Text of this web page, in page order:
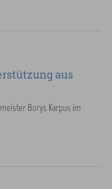
aus
Borys Karpus im